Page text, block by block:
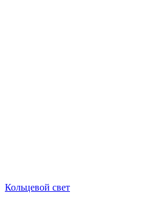
Кольцевой свет